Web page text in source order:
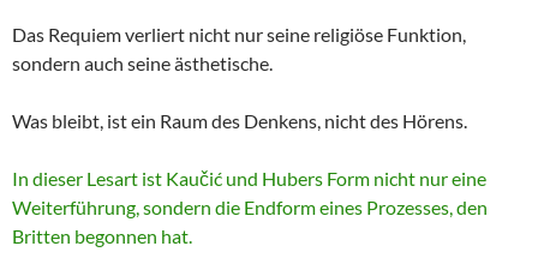
Das Requiem verliert nicht nur seine religiöse Funktion,
sondern auch seine ästhetische.
Was bleibt, ist ein Raum des Denkens, nicht des Hörens.
In dieser Lesart ist Kaučić und Hubers Form nicht nur eine
Weiterführung, sondern die Endform eines Prozesses, den
Britten begonnen hat.